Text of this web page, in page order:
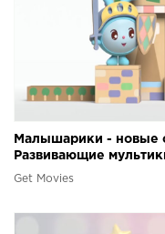
Малышарики - новые
Развивающие
Get Movies